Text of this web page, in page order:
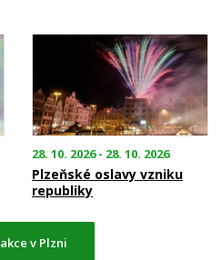
28. 10. 2026 - 28. 10. 2026
Plzeňské oslavy vzniku
republiky
v Plzni